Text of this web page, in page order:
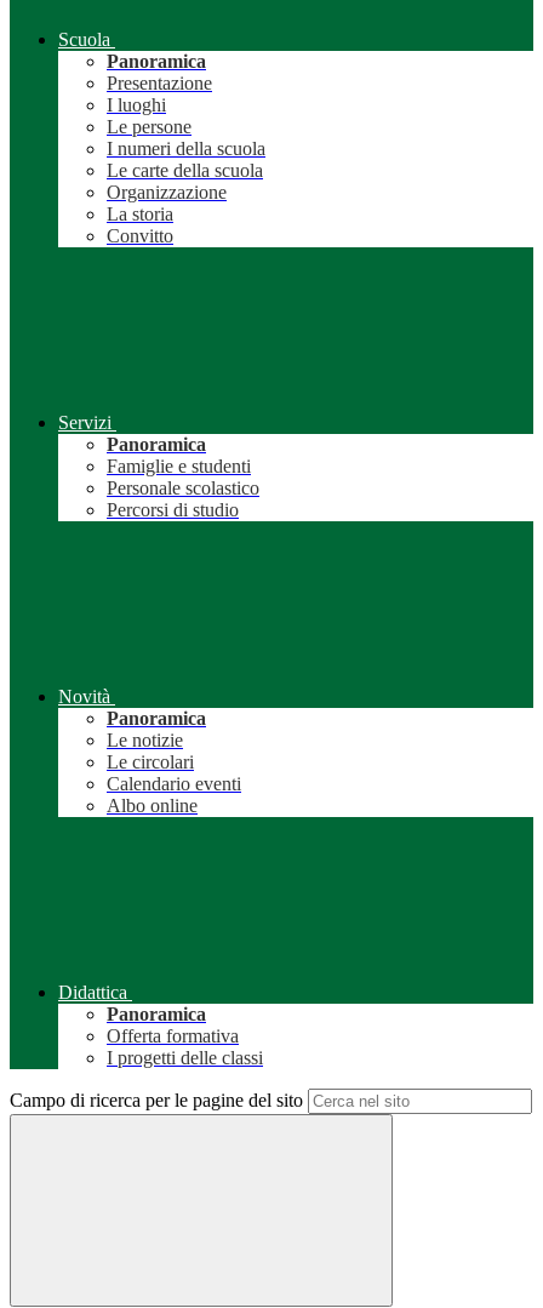
Scuola
Panoramica
Presentazione
I luoghi
Le persone
I numeri della scuola
Le carte della scuola
Organizzazione
La storia
Convitto
Servizi
Panoramica
Famiglie e studenti
Personale scolastico
Percorsi di studio
Novità
Panoramica
Le notizie
Le circolari
Calendario eventi
Albo online
Didattica
Panoramica
Offerta formativa
I progetti delle classi
Campo di ricerca per le pagine del sito